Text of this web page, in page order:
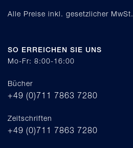
Alle Preise inkl. gesetzlicher MwSt.
SO ERREICHEN SIE UNS
Mo-Fr: 8:00-16:00
Bücher
+49 (0)711 7863 7280
Zeitschriften
+49 (0)711 7863 7280